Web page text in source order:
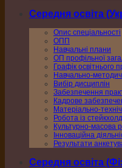
Середня освіта
Опис спеціальності
ОПП
Навчальні плани
ОП профільної
Графік освітнього
Навчально-
Вибір дисциплін
Забезпечення
Кадрове
Матеріально-
Робота із
Культурно-масова
Інноваційна
Результати
Середня освіта